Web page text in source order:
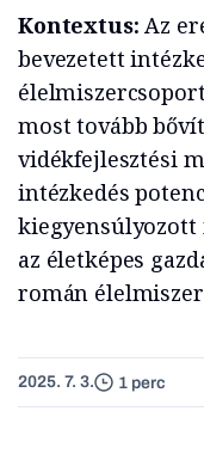
Kontextus: Az
bevezetett
most tovább
vidékfejlesztési
intézkedés
kiegyensúlyozott
az életképes
román
2025. 7. 3. 1 perc